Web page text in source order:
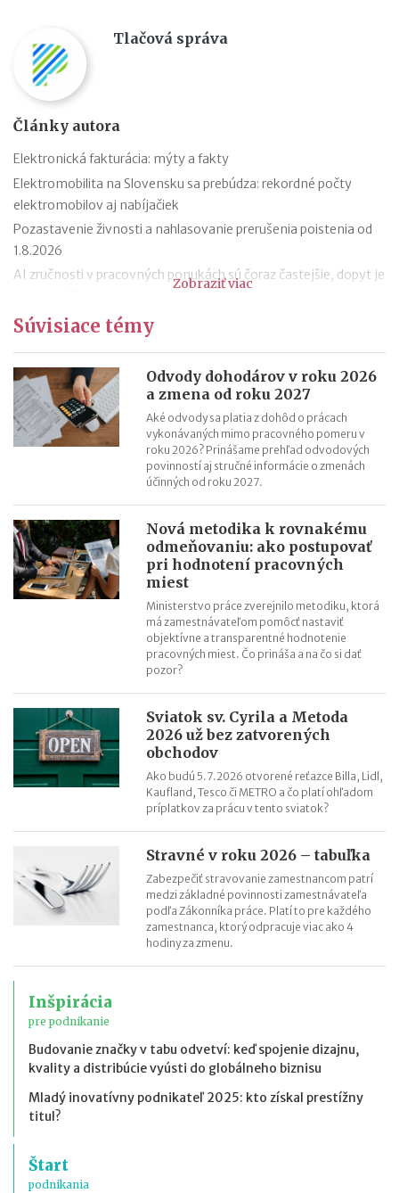
Tlačová správa
Články autora
Elektronická fakturácia: mýty a fakty
Elektromobilita na Slovensku sa prebúdza: rekordné počty
elektromobilov aj nabíjačiek
Pozastavenie živnosti a nahlasovanie prerušenia poistenia od
1.8.2026
AI zručnosti v pracovných ponukách sú čoraz častejšie, dopyt je
Návrat z dovolenky mimo EÚ: čo si možno priniesť bez platenia
Nové pravidlá EÚ v leteckej doprave: zlepšenie práv pre
cestujúcich
Riziká lacného „značkového“ tovaru: strata peňazí aj ohrozenie
zdravia
Nové pravidlá kontroly PZP od 1.8.2026
Nárok na daňový bonus či platenie poistného: pravidlá a
termíny po skončení školského roka
OČR cez letné prázdniny a zmena tlačiva v roku 2026
Zobraziť viac
Súvisiace témy
Odvody dohodárov v roku 2026
a zmena od roku 2027
Aké odvody sa platia z dohôd o prácach
vykonávaných mimo pracovného pomeru v
roku 2026? Prinášame prehľad odvodových
povinností aj stručné informácie o zmenách
účinných od roku 2027.
Nová metodika k rovnakému
odmeňovaniu: ako postupovať
pri hodnotení pracovných
miest
Ministerstvo práce zverejnilo metodiku, ktorá
má zamestnávateľom pomôcť nastaviť
objektívne a transparentné hodnotenie
pracovných miest. Čo prináša a na čo si dať
pozor?
Sviatok sv. Cyrila a Metoda
2026 už bez zatvorených
obchodov
Ako budú 5.7.2026 otvorené reťazce Billa, Lidl,
Kaufland, Tesco či METRO a čo platí ohľadom
príplatkov za prácu v tento sviatok?
Stravné v roku 2026 – tabuľka
Zabezpečiť stravovanie zamestnancom patrí
medzi základné povinnosti zamestnávateľa
podľa Zákonníka práce. Platí to pre každého
zamestnanca, ktorý odpracuje viac ako 4
hodiny za zmenu.
Inšpirácia
pre podnikanie
Budovanie značky v tabu odvetví: keď spojenie dizajnu,
kvality a distribúcie vyústi do globálneho biznisu
Mladý inovatívny podnikateľ 2025: kto získal prestížny
titul?
Štart
podnikania